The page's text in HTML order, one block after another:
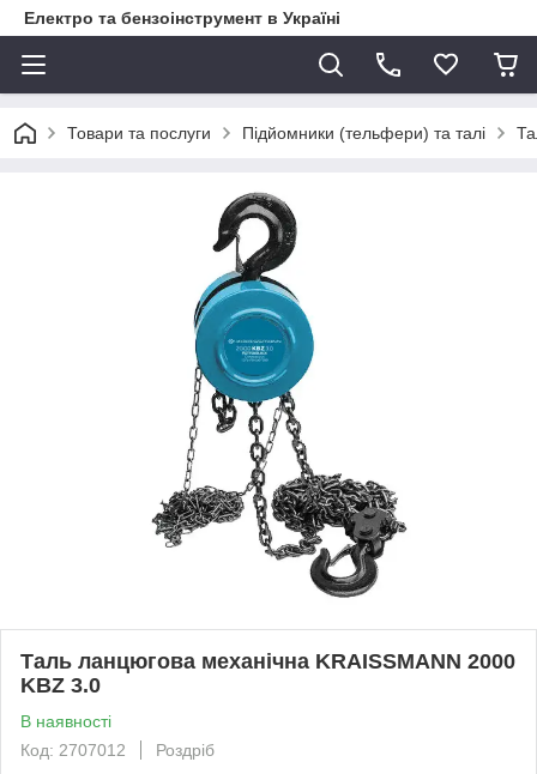
Електро та бензоінструмент в Україні
Товари та послуги Підйомники (тельфери) та талі
Таль ланцюгова механічна KRAISSMANN 2000
KBZ 3.0
В наявності
Код: 2707012
Роздріб